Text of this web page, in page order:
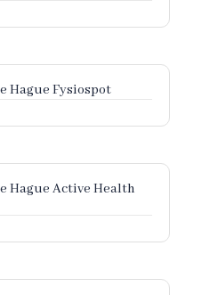
Hague Fysiospot
Hague Active Health